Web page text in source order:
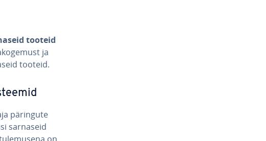
tooteid
ja
tooteid.
päringute
sarnaseid